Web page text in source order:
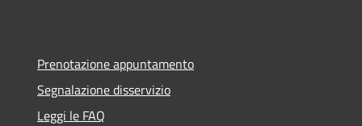
Prenotazione appuntamento
Segnalazione disservizio
Leggi le FAQ